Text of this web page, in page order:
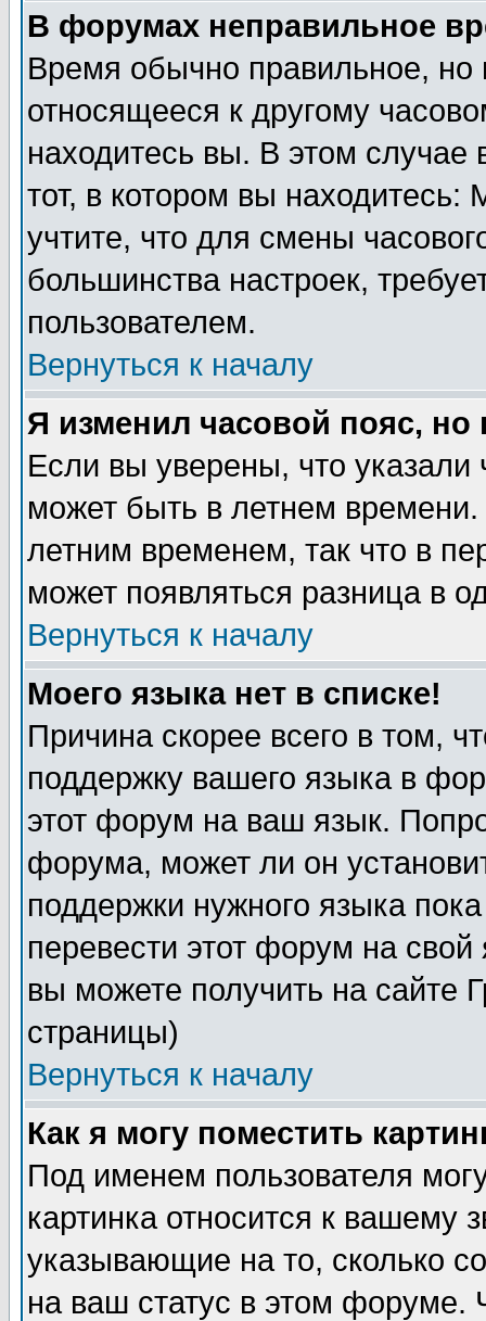
В форумах неправильное
Время обычно правильное,
относящееся к другому
находитесь вы. В этом
тот, в котором вы
учтите, что для смены
большинства настроек,
пользователем.
Вернуться к началу
Я изменил часовой пояс,
Если вы уверены, что указали
может быть в летнем
летним временем, так что в
может появляться разница в
Вернуться к началу
Моего языка нет в списке!
Причина скорее всего в том,
поддержку вашего языка в
этот форум на ваш язык.
форума, может ли он
поддержки нужного языка
перевести этот форум на
вы можете получить на сайте
страницы)
Вернуться к началу
Как я могу поместить
Под именем пользователя
картинка относится к вашему
указывающие на то, сколько
на ваш статус в этом форуме.